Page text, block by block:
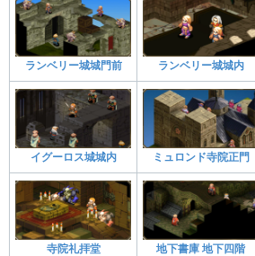
ランベリー城城門前 ランベリー城城内
イグーロス城城内 ミュロンド寺院正門
寺院礼拝堂 地下書庫 地下四階